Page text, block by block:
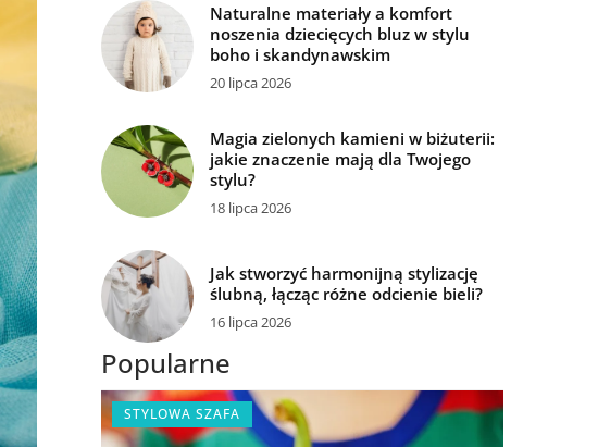
Naturalne materiały a komfort
noszenia dziecięcych bluz w stylu
boho i skandynawskim
20 lipca 2026
Magia zielonych kamieni w biżuterii:
jakie znaczenie mają dla Twojego
stylu?
18 lipca 2026
Jak stworzyć harmonijną stylizację
ślubną, łącząc różne odcienie bieli?
16 lipca 2026
Popularne
STYLOWA SZAFA